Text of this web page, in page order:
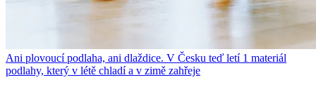
Ani plovoucí podlaha, ani dlaždice. V Česku teď letí 1 materiál
podlahy, který v létě chladí a v zimě zahřeje